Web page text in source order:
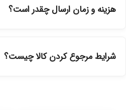
نمایندگی‌های معتبر تهیه شده و
هزینه و زمان ارسال چقدر است؟
شرایط مرجوع کردن کالا چیست؟